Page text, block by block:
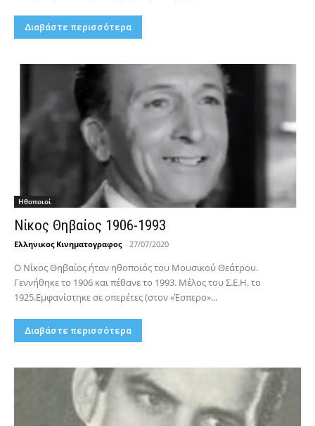
Διαβάστε περισσότερα
Hθοποιοί
Νίκος Θηβαίος 1906-1993
Ελληνικος Κινηματογραφος - 27/07/2020
Ο Νίκος Θηβαίος ήταν ηθοποιός του Μουσικού Θεάτρου.
Γεννήθηκε το 1906 και πέθανε το 1993. Μέλος του Σ.Ε.Η. το
1925.Εμφανίστηκε σε οπερέτες (στον «Έσπερο»...
Διαβάστε περισσότερα